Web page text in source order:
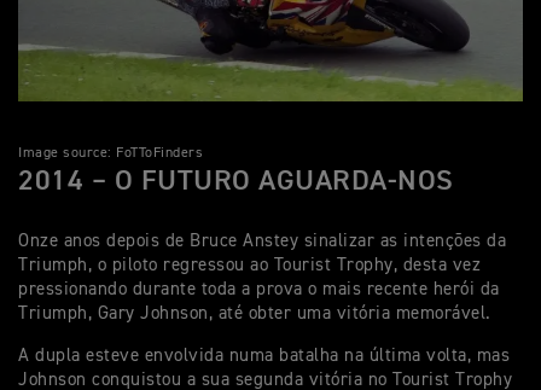
Image source: FoTToFinders
2014 – O FUTURO AGUARDA-NOS
Onze anos depois de Bruce Anstey sinalizar as intenções da
Triumph, o piloto regressou ao Tourist Trophy, desta vez
pressionando durante toda a prova o mais recente herói da
Triumph, Gary Johnson, até obter uma vitória memorável.
A dupla esteve envolvida numa batalha na última volta, mas
Johnson conquistou a sua segunda vitória no Tourist Trophy